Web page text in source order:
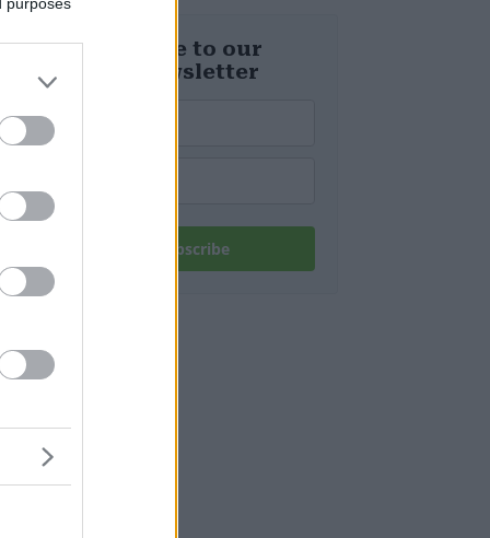
Subscribe to our
daily newsletter
Subscribe